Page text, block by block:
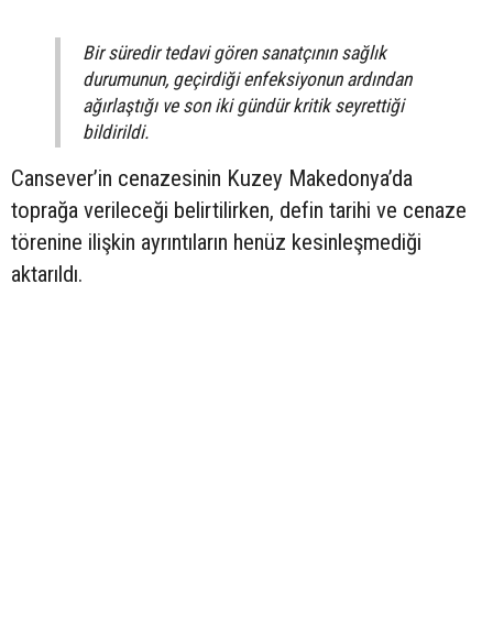
Bir süredir tedavi gören sanatçının sağlık
durumunun, geçirdiği enfeksiyonun ardından
ağırlaştığı ve son iki gündür kritik seyrettiği
bildirildi.
Cansever’in cenazesinin Kuzey Makedonya’da
toprağa verileceği belirtilirken, defin tarihi ve cenaze
törenine ilişkin ayrıntıların henüz kesinleşmediği
aktarıldı.